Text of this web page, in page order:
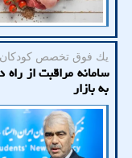
یك فوق تخصص كودكان
سامانه مراقبت از
به بازار